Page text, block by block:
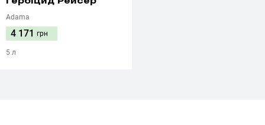
Adama
4 171 грн
5 л